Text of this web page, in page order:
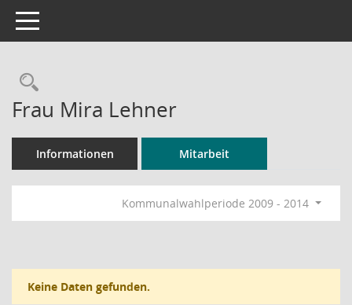
Toggle navigation
Rechercheauswahl
Frau Mira Lehner
Informationen Mitarbeit
Kommunalwahlperiode 2009 - 2014
Keine Daten gefunden.